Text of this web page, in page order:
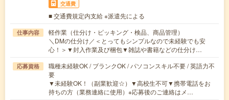
交通費
■ 交通費規定内支給 ※派遣先による
仕事内容
軽作業（仕分け・ピッキング・検品、商品管理）
＼DMの仕分け／＜とってもシンプルなので未経験でも安
心！＞▼封入作業及び梱包▼雑誌や書籍などの仕分け…
応募資格
職種未経験OK / ブランクOK / パソコンスキル不要 / 英語力不
要
▼未経験OK！（副業歓迎☆）▼高校生不可▼携帯電話をお
持ちの方（業務連絡に使用）※応募後のご連絡はメ…